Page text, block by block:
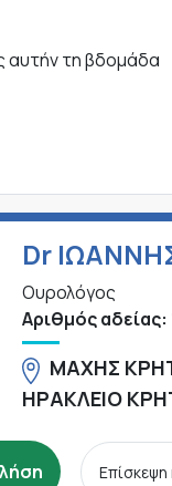
αυτήν τη βδομάδα
Dr
Ουρολόγος
Αριθμός αδείας:
ΜΑΧΗΣ
ΗΡΑΚΛΕΙΟ
Επίσκεψη